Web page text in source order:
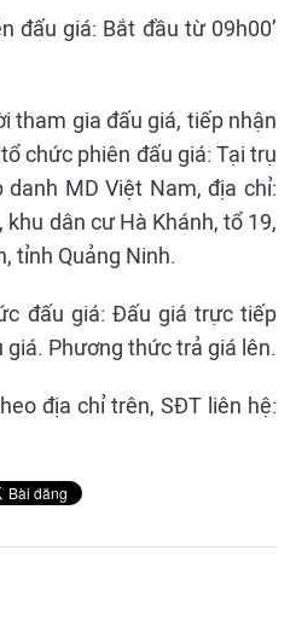
đấu giá: Bắt đầu từ 09h00’
tham gia đấu giá, tiếp nhận
chức phiên đấu giá: Tại trụ
MD Việt Nam, địa chỉ:
dân cư Hà Khánh, tổ 19,
tỉnh Quảng Ninh.
đấu giá: Đấu giá trực tiếp
giá. Phương thức trả giá lên.
địa chỉ trên, SĐT liên hệ: